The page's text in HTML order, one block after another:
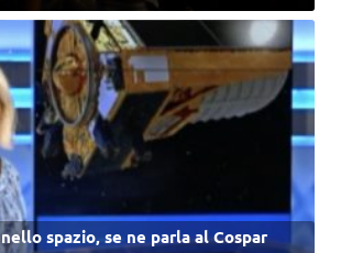
spazio, se ne parla al Cospar